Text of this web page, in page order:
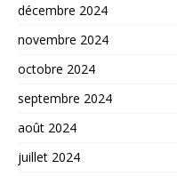
décembre 2024
novembre 2024
octobre 2024
septembre 2024
août 2024
juillet 2024